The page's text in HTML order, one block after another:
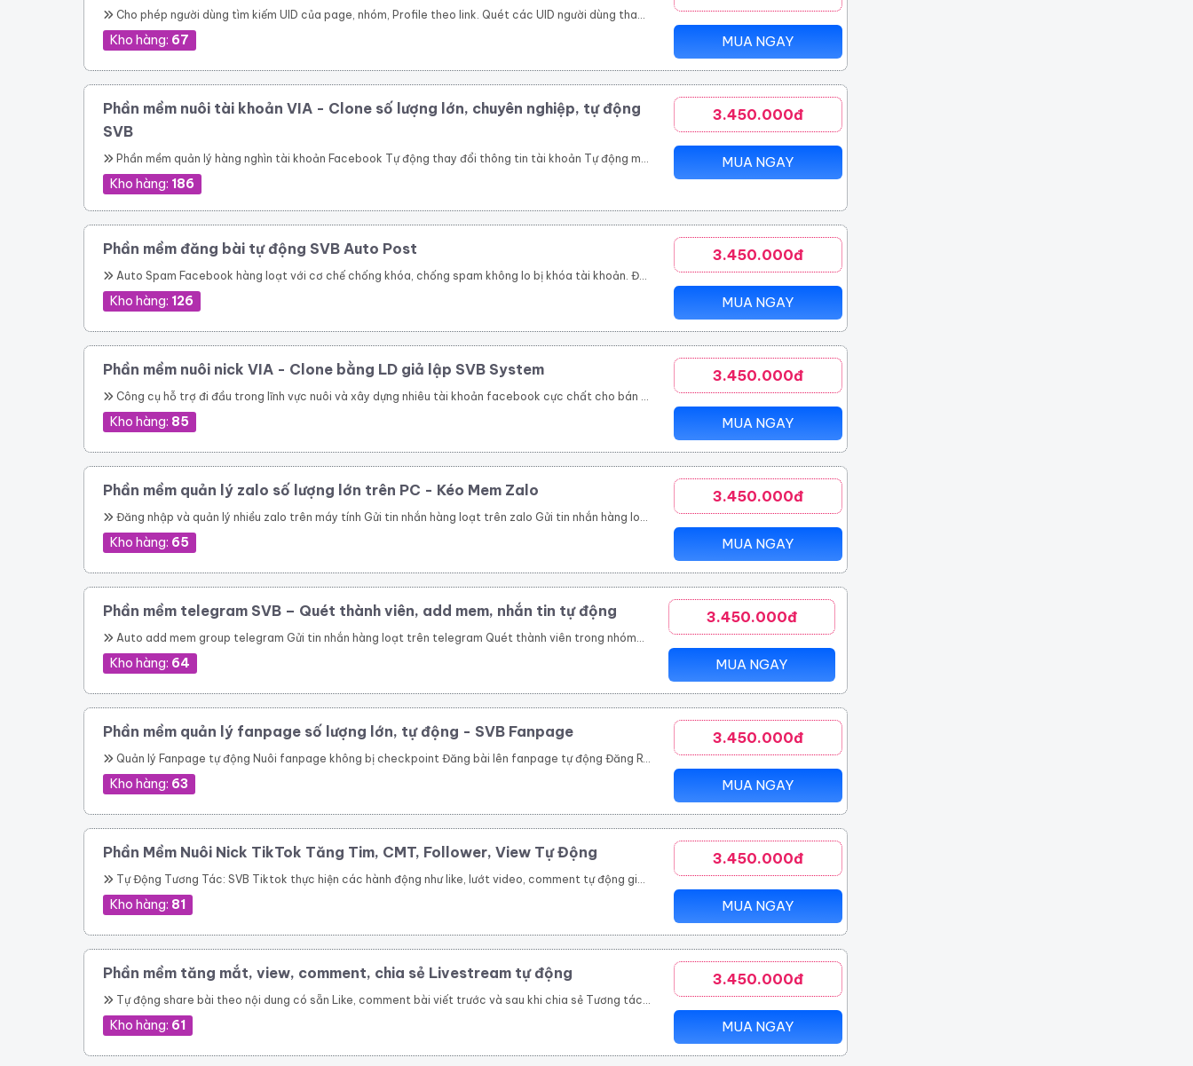
Cho phép người dùng tìm kiếm UID của page, nhóm, Profile theo link. Quét các UID người dùng tham gia một nhóm Quét ID bài viết của một nhóm Cho phép quét UID tương tác của một bài viết bất kỳ trong group Thực hiện tìm kiếm nhóm, tên nhóm, thành viên nhóm, trạng thái nhóm theo từ khóa Quét UID của người dùng đã thực hiện tương tác vào các bài viết trong group. Toàn bộ UID tương tác bài viết trên 1 page cộng đồng, page thương hiệu. Các bài viết được quét thường có lượng tương tác khủng. Ngoài đánh giá phản ứng người dùng (like/tym, giận dữ…), công cụ thu thập và phân tích comment khách hàng đưa ra đánh giá toàn diện nhất.
Kho hàng: 67 MUA NGAY
Phần mềm nuôi tài khoản VIA - Clone số lượng lớn, chuyên nghiệp, tự động
SVB
Phần mềm quản lý hàng nghìn tài khoản Facebook Tự động thay đổi thông tin tài khoản Tự động mở khóa checkpoint Tự động seeding bài viết livestream, like page, follow theo uid Xây dựng và copy ảnh nội dung tài khoản đang nuôi theo 1 tài khoản mẫu
Kho hàng: 186
3.450.000đ
MUA NGAY
Phần mềm đăng bài tự động SVB Auto Post
Auto Spam Facebook hàng loạt với cơ chế chống khóa, chống spam không lo bị khóa tài khoản. Đăng tin lên group, page, cmt group tự động nhanh chóng Spam inbox theo bạn bè, theo Uid. Giải quyết triệt để bài toán spam của Facebook Tiếp cận khách hàng tiềm năng nhanh chóng Dễ dàng chăm sóc khách hàng, tiết kiệm thời gian hiệu quả Quản lí bài viết dễ dàng, thông minh Nhanh chóng đưa thông tin đến khách hàng trên nhiều kênh như group, fanpage, profile Là giải pháp marketing, quảng cáo, đăng tin bán hàng hoàn toàn tự động và chuyên nghiệp
Kho hàng: 126
3.450.000đ
MUA NGAY
Phần mềm nuôi nick VIA - Clone bằng LD giả lập SVB System
Công cụ hỗ trợ đi đầu trong lĩnh vực nuôi và xây dựng nhiêu tài khoản facebook cực chất cho bán hàng online Quản lý nuôi nick tự động 1 nick trên 1 điện thoại ảo riêng biệt Đăng bài, comment tự động lên các hội nhóm Quản lí bạn bè tự động Tự động tham gia nhóm Thiết lập tương tác nick tự động Seeding video livestream bán hàng online Tăng view, tăng mắt xem, comment, chia sẻ livestream Nhắn tin đến khách hàng tiềm năng tự động
Kho hàng: 85
3.450.000đ
MUA NGAY
Phần mềm quản lý zalo số lượng lớn trên PC - Kéo Mem Zalo
Đăng nhập và quản lý nhiều zalo trên máy tính Gửi tin nhắn hàng loạt trên zalo Gửi tin nhắn hàng loạt trên zalo theo danh bạ. Gửi tin nhắn zalo hàng loạt theo phân loại trên danh bạ. Gửi tin nhắn zalo hàng loạt, tự động vào các group. Gửi tin nhắn zalo tự động theo thành viên nhóm zalo nhanh chóng. Kết bạn zalo tự động số lượng lớn Phần mềm quản lý zalo còn giúp bạn tiếp cận hàng triệu khách hàng trên nền tảng nhanh chóng. Kết bạn zalo hàng loạt là tính năng giúp bạn thực hiện mục tiêu này. Với tính năng kết bạn zalo này, bạn có thể Kết bạn zalo theo danh sách SĐT có sẵn. Kết bạn zalo hàng loạt theo thành viên nhóm Tăng thành viên nhóm zalo nhanh chóng Mời bạn bè tham gia nhóm zalo theo danh sách bạn bè. Mời bạn bè tham gia nhóm zalo theo số điện thoại có sẵn.
Kho hàng: 65
3.450.000đ
MUA NGAY
Phần mềm telegram SVB – Quét thành viên, add mem, nhắn tin tự động
Auto add mem group telegram Gửi tin nhắn hàng loạt trên telegram Quét thành viên trong nhóm Tool telegram join nhóm tự động
Kho hàng: 64
3.450.000đ
MUA NGAY
Phần mềm quản lý fanpage số lượng lớn, tự động - SVB Fanpage
Quản lý Fanpage tự động Nuôi fanpage không bị checkpoint Đăng bài lên fanpage tự động Đăng Reels tự động Tạo fanpage số lượng lớn
Kho hàng: 63
3.450.000đ
MUA NGAY
Phần Mềm Nuôi Nick TikTok Tăng Tim, CMT, Follower, View Tự Động
Tự Động Tương Tác: SVB Tiktok thực hiện các hành động như like, lướt video, comment tự động giống như người dùng thực thụ. Follow Theo UID: Tự động theo dõi tài khoản, UID tùy chọn một cách hiệu quả. Follow Lại Người Đã Follow: Tự động follow lại những tài khoản đã follow trước đó, giúp tăng sự kết nối và tương tác. Seeding Video và Tự Động Đăng Tải: SVB Tiktok cho phép seeding thông qua video và đăng tải tự động, giúp tiết kiệm thời gian và nâng cao hiệu suất.
Kho hàng: 81
3.450.000đ
MUA NGAY
Phần mềm tăng mắt, view, comment, chia sẻ Livestream tự động
Tự động share bài theo nội dung có sẵn Like, comment bài viết trước và sau khi chia sẻ Tương tác nhóm tự động trước khi share Share lên Profile cá nhân, nhóm tùy chọn mà bạn tham gia Hỗ trợ spin nội dung Kháng spam tự động khi share bài Tăng lượng người xem Livestream hiệu quả Gây ấn tượng, thu hút với cộng đồng Tạo độ tin cậy cao với khách hàng, nâng cao thương hiệu sản phẩm Tự động tham gia nhóm theo danh sách UID Group có sẵn Công cụ không giới hạn nhóm tham gia Hỗ trợ chạy nhiều tài khoản cùng lúc nhanh chóng, tiện lợi
Kho hàng: 61
3.450.000đ
MUA NGAY